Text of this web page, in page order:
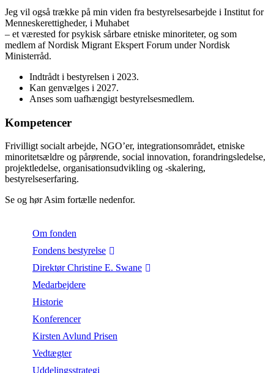
Jeg vil også trække på min viden fra bestyrelsesarbejde i Institut for
Menneskerettigheder, i Muhabet
– et værested for psykisk sårbare etniske minoriteter, og som
medlem af Nordisk Migrant Ekspert Forum under Nordisk
Ministerråd.
Indtrådt i bestyrelsen i 2023.
Kan genvælges i 2027.
Anses som uafhængigt bestyrelsesmedlem.
Kompetencer
Frivilligt socialt arbejde, NGO’er, integrationsområdet, etniske
minoritetsældre og pårørende, social innovation, forandringsledelse,
projektledelse, organisationsudvikling og -skalering,
bestyrelseserfaring.
Se og hør Asim fortælle nedenfor.
Om fonden
Fondens bestyrelse
Direktør Christine E. Swane
Medarbejdere
Historie
Konferencer
Kirsten Avlund Prisen
Vedtægter
Uddelingsstrategi